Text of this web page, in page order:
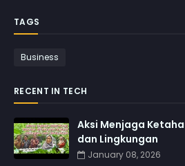
TAGS
Business
RECENT IN TECH
Aksi Menjaga
dan Lingkungan
January 08, 2026